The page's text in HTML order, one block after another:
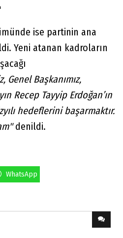
ise partinin ana
Yeni atanan kadroların
Genel Başkanımız,
Recep Tayyip Erdoğan’ın
hedeflerini başarmaktır.
denildi.
WhatsApp